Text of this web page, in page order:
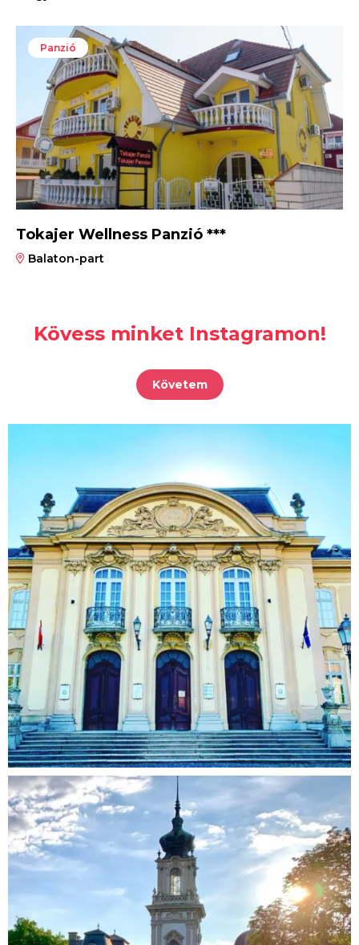
Panzió
Tokajer Wellness Panzió ***
Balaton-part
Kövess minket Instagramon!
Követem